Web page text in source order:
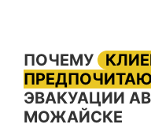
ПОЧЕМУ
ЭВАКУАЦИИ
МОЖАЙСКЕ